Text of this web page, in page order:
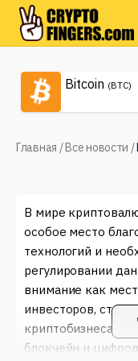
Bitcoin (BTC)
Главная /Все новости /
В мире
особое место
технологий и
регулировании
внимание как
инвесторов,
криптобизнеса.
блокчейн и